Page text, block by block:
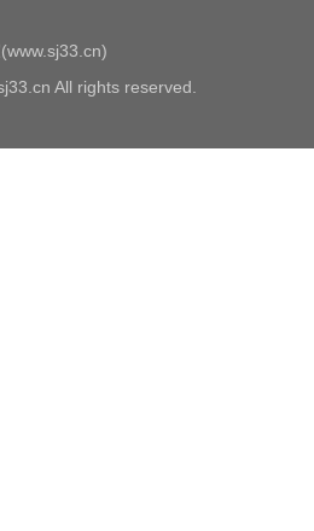
All rights reserved.